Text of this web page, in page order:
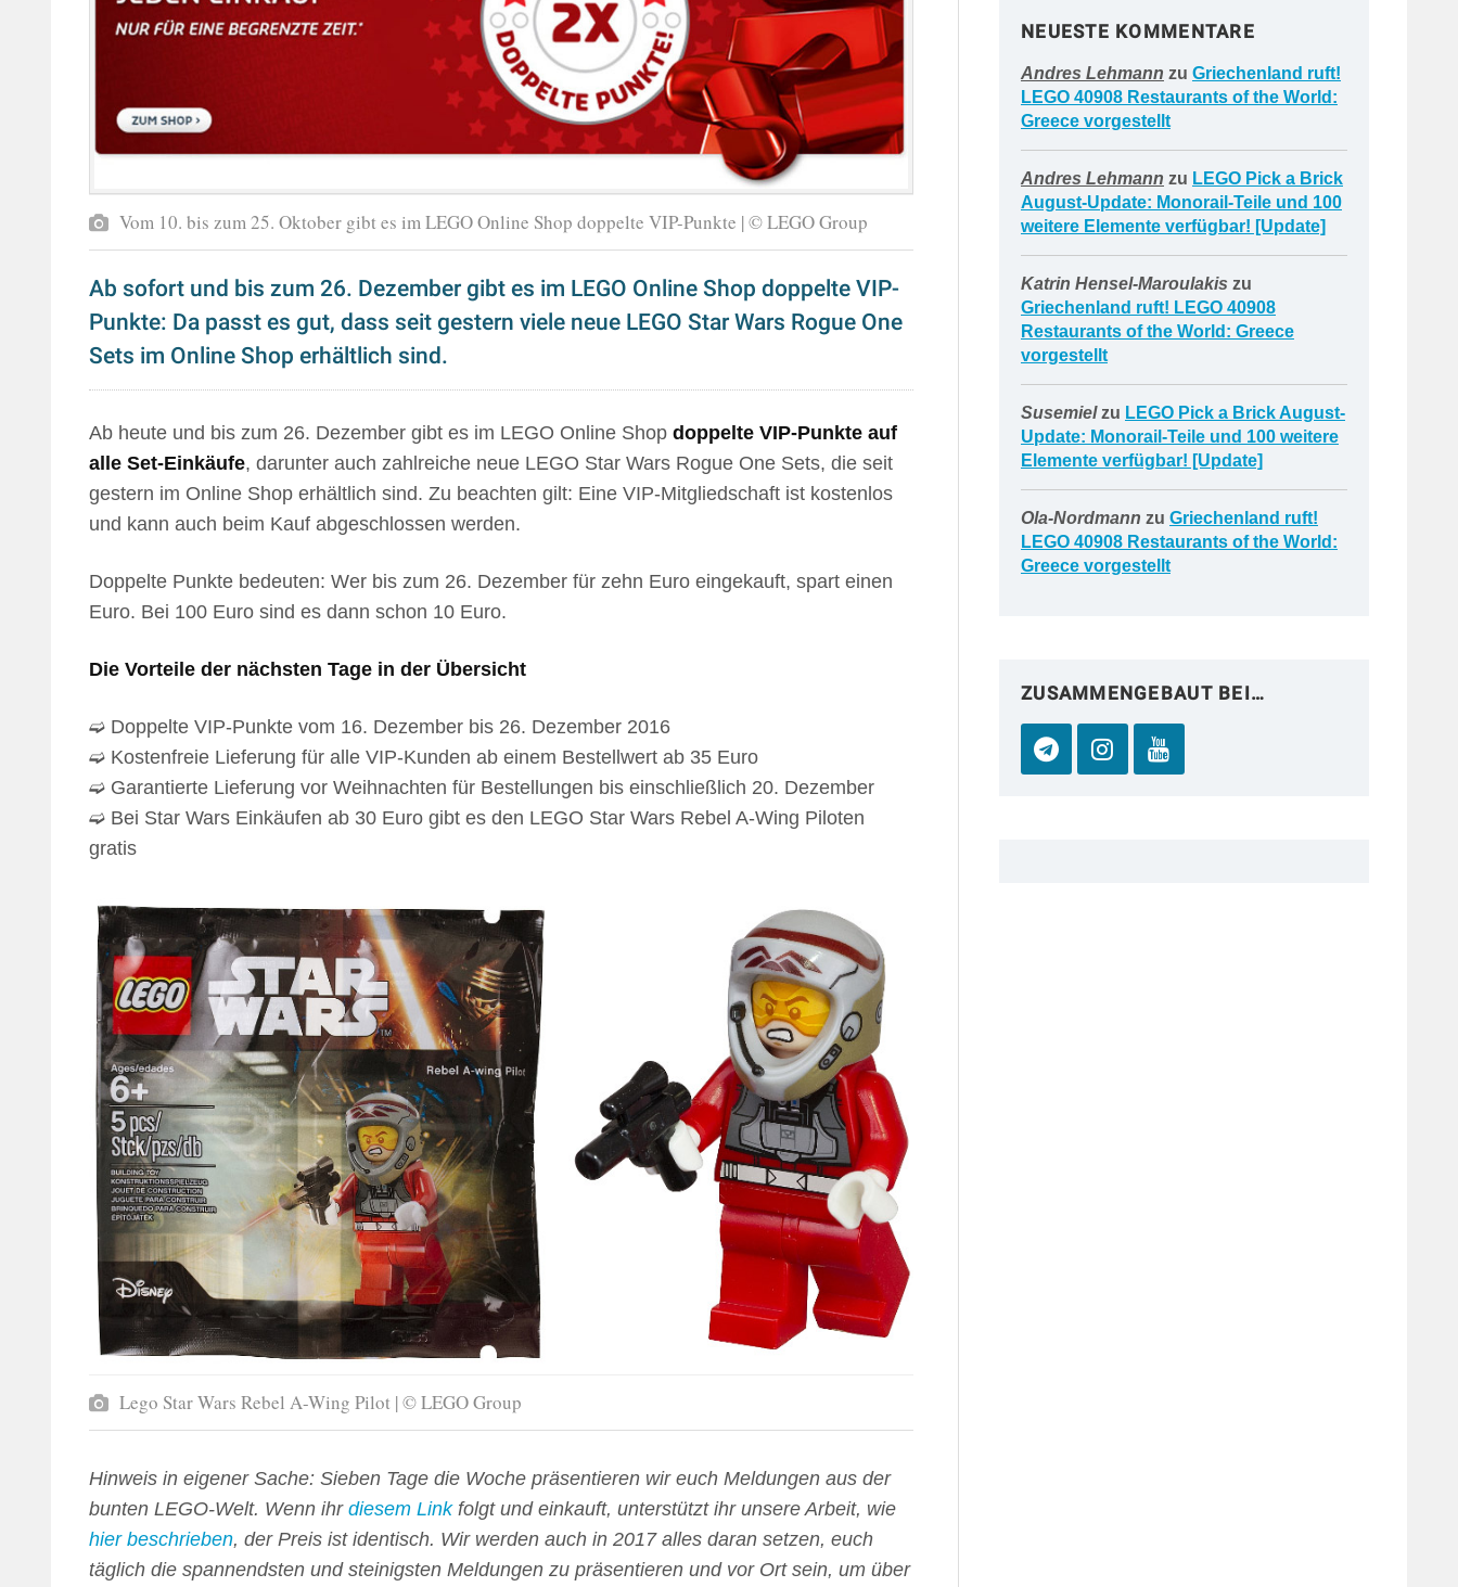
Vom 10. bis zum 25. Oktober gibt es im LEGO Online Shop doppelte VIP-Punkte | © LEGO Group
Ab sofort und bis zum 26. Dezember gibt es im LEGO Online Shop doppelte VIP-
Punkte: Da passt es gut, dass seit gestern viele neue LEGO Star Wars Rogue One
Sets im Online Shop erhältlich sind.
Ab heute und bis zum 26. Dezember gibt es im LEGO Online Shop doppelte VIP-Punkte auf
alle Set-Einkäufe, darunter auch zahlreiche neue LEGO Star Wars Rogue One Sets, die seit
gestern im Online Shop erhältlich sind. Zu beachten gilt: Eine VIP-Mitgliedschaft ist kostenlos
und kann auch beim Kauf abgeschlossen werden.
Doppelte Punkte bedeuten: Wer bis zum 26. Dezember für zehn Euro eingekauft, spart einen
Euro. Bei 100 Euro sind es dann schon 10 Euro.
Die Vorteile der nächsten Tage in der Übersicht
➫ Doppelte VIP-Punkte vom 16. Dezember bis 26. Dezember 2016
➫ Kostenfreie Lieferung für alle VIP-Kunden ab einem Bestellwert ab 35 Euro
➫ Garantierte Lieferung vor Weihnachten für Bestellungen bis einschließlich 20. Dezember
➫ Bei Star Wars Einkäufen ab 30 Euro gibt es den LEGO Star Wars Rebel A-Wing Piloten
gratis
Lego Star Wars Rebel A-Wing Pilot | © LEGO Group
Hinweis in eigener Sache: Sieben Tage die Woche präsentieren wir euch Meldungen aus der
bunten LEGO-Welt. Wenn ihr diesem Linkfolgt und einkauft, unterstützt ihr unsere Arbeit, wie
hier beschrieben, der Preis ist identisch. Wir werden auch in 2017 alles daran setzen, euch
täglich die spannendsten und steinigsten Meldungen zu präsentieren und vor Ort sein, um über
NEUESTE KOMMENTARE
Andres Lehmann zu Griechenland ruft!
LEGO 40908 Restaurants of the World:
Greece vorgestellt
Andres Lehmann zu LEGO Pick a Brick
August-Update: Monorail-Teile und 100
weitere Elemente verfügbar! [Update]
Katrin Hensel-Maroulakis zu
Griechenland ruft! LEGO 40908
Restaurants of the World: Greece
vorgestellt
Susemielzu LEGO Pick a Brick August-
Update: Monorail-Teile und 100 weitere
Elemente verfügbar! [Update]
Ola-Nordmann zu Griechenland ruft!
LEGO 40908 Restaurants of the World:
Greece vorgestellt
ZUSAMMENGEBAUT BEI…